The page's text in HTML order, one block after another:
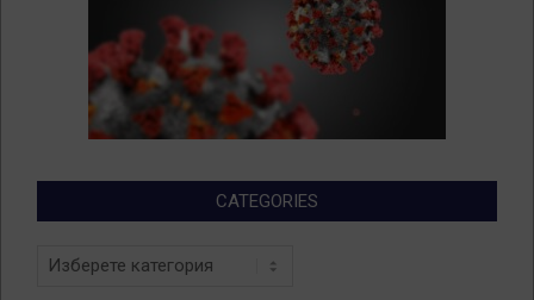
CATEGORIES
Categories